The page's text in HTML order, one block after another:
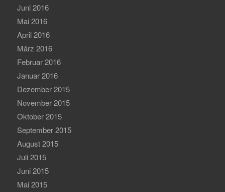
Juni 2016
Mai 2016
April 2016
März 2016
Februar 2016
Januar 2016
Dezember 2015
November 2015
Oktober 2015
September 2015
August 2015
Juli 2015
Juni 2015
Mai 2015